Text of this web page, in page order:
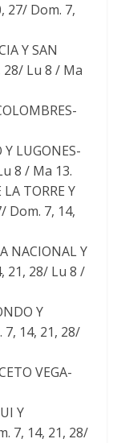
27/ Dom. 7,
Y SAN
28/ Lu 8 / Ma
LUGONES-
8 / Ma 13.
TORRE Y
Dom. 7, 14,
NACIONAL Y
21, 28/ Lu 8 /
Y
7, 14, 21, 28/
VEGA-
Y
7, 14, 21, 28/